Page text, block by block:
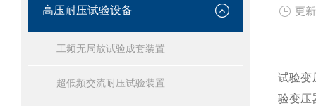
高压耐压试验设备
工频无局放试验成套装置
超低频交流耐压试验装置
更
试验变
验变压